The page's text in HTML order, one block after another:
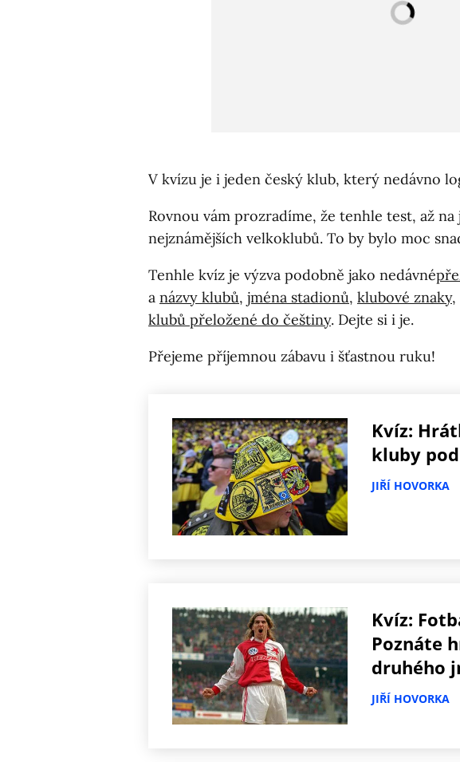
V kvízu je i jeden český klub, který nedávno
Rovnou vám prozradíme, že tenhle test, až
nejznámějších velkoklubů. To by bylo moc
Tenhle kvíz je výzva podobně jako nedávné
a názvy klubů, jména stadionů, klubové znaky,
klubů přeložené do češtiny. Dejte si i je.
Přejeme příjemnou zábavu i šťastnou ruku!
Kvíz:
kluby
JIŘÍ HOVORKA
Kvíz:
Poznáte
druhého
JIŘÍ HOVORKA